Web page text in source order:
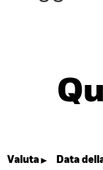
Valuta Data